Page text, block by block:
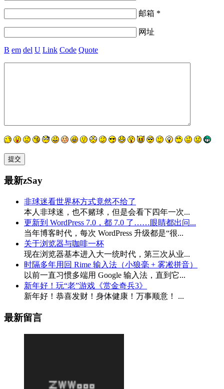
邮箱 *
网址
B em del U Link Code Quote
最新zSay
非球迷看世界杯方式竟然不给了
本人非球迷，也不赌球，但是会看下四年一次...
更新到 WordPress 7.0，都 7.0 了……眼睛都出问...
当年博客时代，每次 WordPress 升级都是“很...
关于浏览器与咖啡一杯
现在浏览器基本进入大一统时代，第三次从业...
时隔多年用回 Rime 输入法（小狼毫 + 雾凇拼音）
以前一直习惯多端用 Google 输入法，直到它...
新年好！玩“老”游戏《赏金奇兵3》
新年好！恭喜发财！身体健康！万事顺意！ ...
最新留言